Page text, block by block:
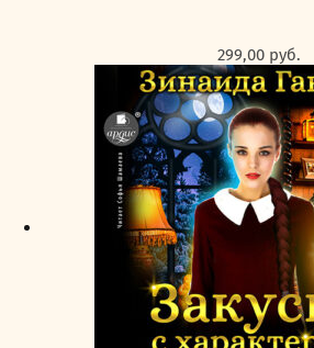
299,00 руб.